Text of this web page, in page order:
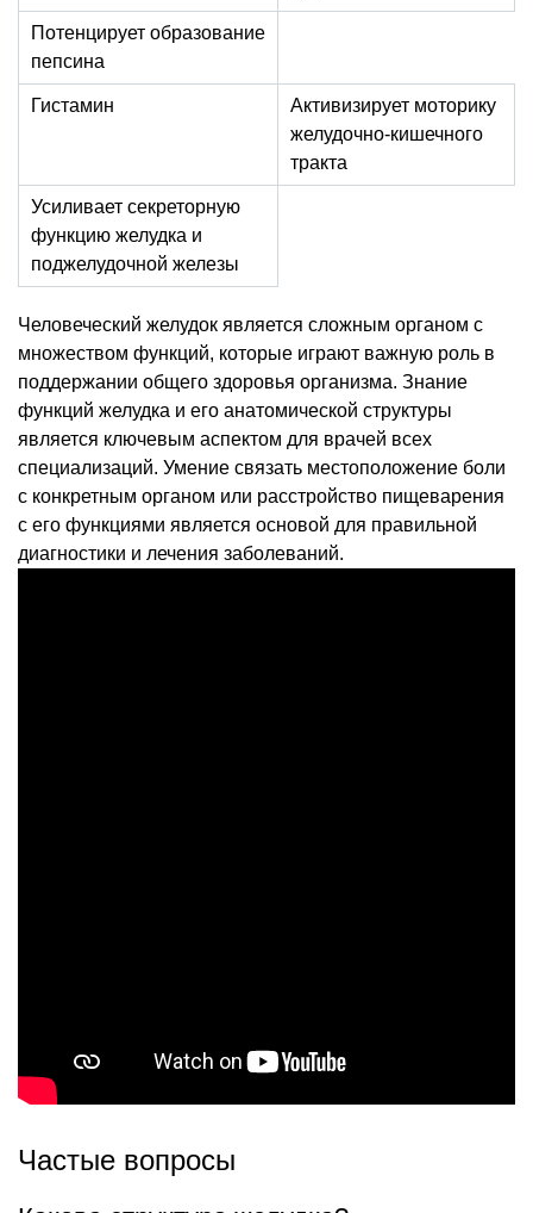
Потенцирует образование
пепсина
Гистамин
Активизирует моторику
желудочно-кишечного
тракта
Усиливает секреторную
функцию желудка и
поджелудочной железы
Человеческий желудок является сложным органом с
множеством функций, которые играют важную роль в
поддержании общего здоровья организма. Знание
функций желудка и его анатомической структуры
является ключевым аспектом для врачей всех
специализаций. Умение связать местоположение боли
с конкретным органом или расстройство пищеварения
с его функциями является основой для правильной
диагностики и лечения заболеваний.
Частые вопросы